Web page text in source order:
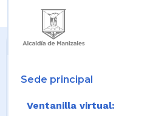
Sede principal
Ventanilla virtual: